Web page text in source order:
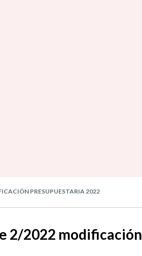
PRESUPUESTARIA 2022
2/2022 modificación